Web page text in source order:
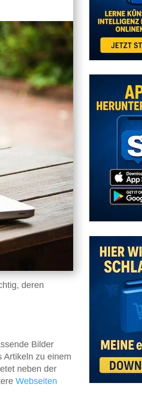
deren
Bilder
Artikeln zu einem
neben der
Webseiten